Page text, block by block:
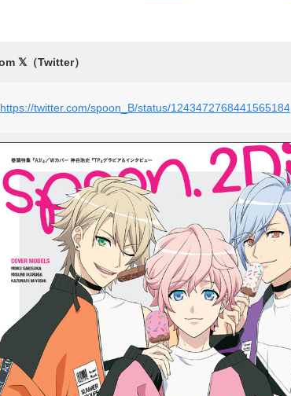
https://twitter.com/spoon_B/status/1243472768441565184